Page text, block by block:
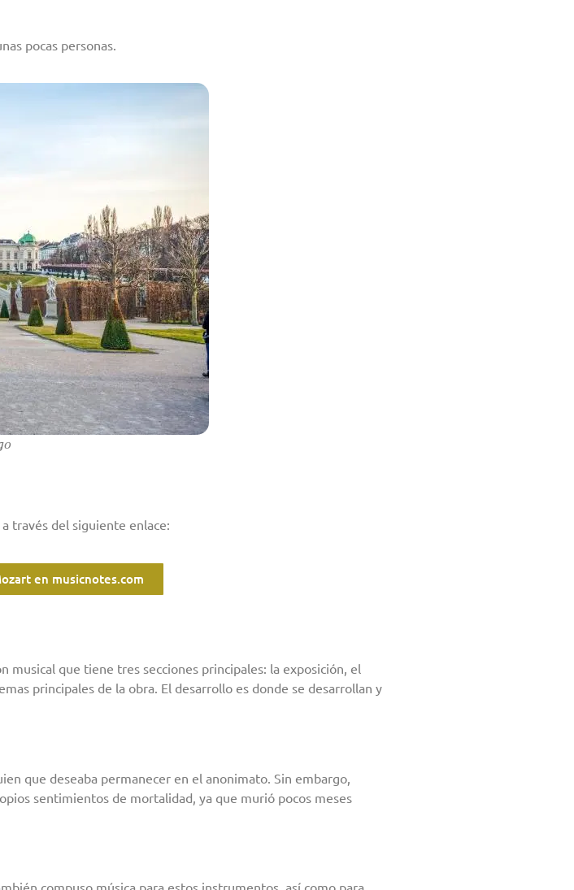
pocas personas.
través del siguiente enlace:
en musicnotes.com
musical que tiene tres secciones principales: la exposición, el
principales de la obra. El desarrollo es donde se desarrollan y
que deseaba permanecer en el anonimato. Sin embargo,
sentimientos de mortalidad, ya que murió pocos meses
compuso música para estos instrumentos, así como para